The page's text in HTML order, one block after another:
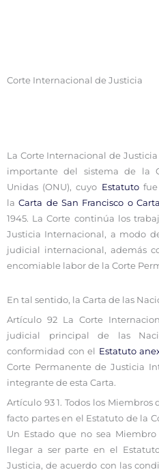
Corte Internacional de Justicia
La Corte Internacional de
importante del sistema de la
Unidas (ONU), cuyo Estatutofue
laCarta de San Francisco o
1945. La Corte continúa los
Justicia Internacional, a modo
judicial internacional, además
encomiable labor de la Corte
En tal sentido, la Carta de las
Artículo 92 La Corte
judicial principal de las
conformidad con el Estatuto
Corte Permanente de Justicia
integrante de esta Carta.
Artículo 93 1. Todos los
facto partes en el Estatuto de la
Un Estado que no sea
llegar a ser parte en el
Justicia, de acuerdo con las